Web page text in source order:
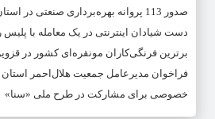
صدور 113 پروانه بهره‌برداری صنعتی در استان قزوین
دست شیادان اینترنتی در یک معامله با
برترین فرنگی‌کاران مونقره‌ای کشور در
فراخوان مدیرعامل جمعیت هلال‌احمر
خصوصی برای مشارکت در طرح ملی «سنا»